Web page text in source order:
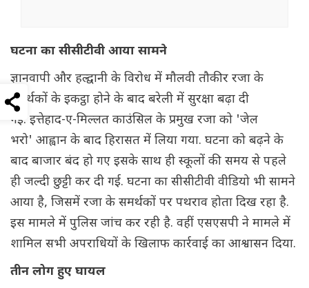
घटना का सीसीटीवी आया सामने
ज्ञानवापी और हल्द्वानी के विरोध में मौलवी तौकीर रजा के
समर्थकों के इकट्ठा होने के बाद बरेली में सुरक्षा बढ़ा दी
गई. इत्तेहाद-ए-मिल्लत काउंसिल के प्रमुख रजा को 'जेल
भरो' आह्वान के बाद हिरासत में लिया गया. घटना को बढ़ने के
बाद बाजार बंद हो गए इसके साथ ही स्कूलों की समय से पहले
ही जल्दी छुट्टी कर दी गई. घटना का सीसीटीवी वीडियो भी सामने
आया है, जिसमें रजा के समर्थकों पर पथराव होता दिख रहा है.
इस मामले में पुलिस जांच कर रही है. वहीं एसएसपी ने मामले में
शामिल सभी अपराधियों के खिलाफ कार्रवाई का आश्वासन दिया.
तीन लोग हुए घायल